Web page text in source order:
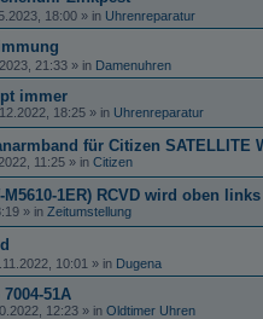
18:00 » in Uhrenreparatur
21:33 » in Damenuhren
immer
18:25 » in Uhrenreparatur
für Citizen SATELLITE
11:25 » in Citizen
M5610-1ER) RCVD wird oben
» in Zeitumstellung
10:01 » in Dugena
51A
12:23 » in Oldtimer Uhren